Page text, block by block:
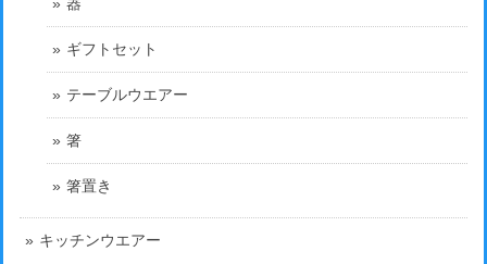
ギフトセット
テーブルウエアー
箸
箸置き
キッチンウエアー